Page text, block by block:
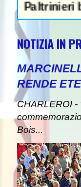
NOTIZIA IN
RENDE
CHARLEROI -
Bois...